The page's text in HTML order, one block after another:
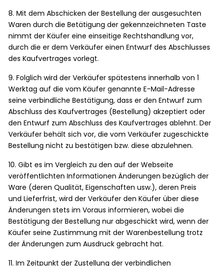
8. Mit dem Abschicken der Bestellung der ausgesuchten
Waren durch die Betätigung der gekennzeichneten Taste
nimmt der Käufer eine einseitige Rechtshandlung vor,
durch die er dem Verkäufer einen Entwurf des Abschlusses
des Kaufvertrages vorlegt.
9. Folglich wird der Verkäufer spätestens innerhalb von 1
Werktag auf die vom Käufer genannte E-Mail-Adresse
seine verbindliche Bestätigung, dass er den Entwurf zum
Abschluss des Kaufvertrages (Bestellung) akzeptiert oder
den Entwurf zum Abschluss des Kaufvertrages ablehnt. Der
Verkäufer behält sich vor, die vom Verkäufer zugeschickte
Bestellung nicht zu bestätigen bzw. diese abzulehnen.
10. Gibt es im Vergleich zu den auf der Webseite
veröffentlichten Informationen Änderungen bezüglich der
Ware (deren Qualität, Eigenschaften usw.), deren Preis
und Lieferfrist, wird der Verkäufer den Käufer über diese
Änderungen stets im Voraus informieren, wobei die
Bestätigung der Bestellung nur abgeschickt wird, wenn der
Käufer seine Zustimmung mit der Warenbestellung trotz
der Änderungen zum Ausdruck gebracht hat.
11. Im Zeitpunkt der Zustellung der verbindlichen